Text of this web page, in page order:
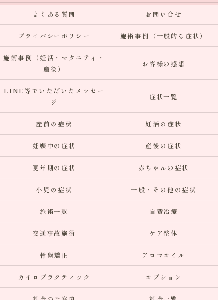
よくある質問 お問い合せ
プライバシーポリシー 施術事例（一般的な症状）
施術事例（妊活・マタニティ・
産後）
お客様の感想
LINE等でいただいたメッセー
ジ
症状一覧
産前の症状 妊活の症状
妊娠中の症状 産後の症状
更年期の症状 赤ちゃんの症状
小児の症状 一般・その他の症状
施術一覧 自費治療
交通事故施術 ケア整体
骨盤矯正 アロマオイル
カイロプラクティック オプション